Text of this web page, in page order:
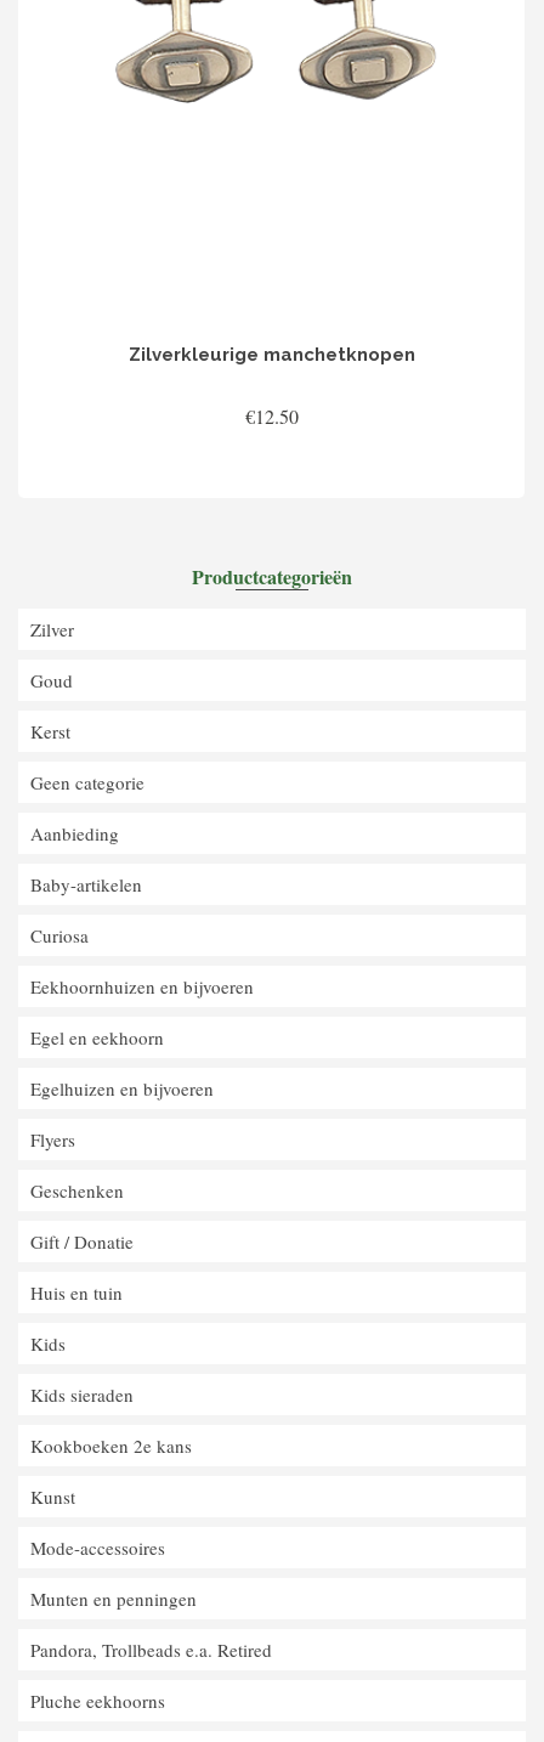
Zilverkleurige manchetknopen
€12.50
Productcategorieën
Zilver
Goud
Kerst
Geen categorie
Aanbieding
Baby-artikelen
Curiosa
Eekhoornhuizen en bijvoeren
Egel en eekhoorn
Egelhuizen en bijvoeren
Flyers
Geschenken
Gift / Donatie
Huis en tuin
Kids
Kids sieraden
Kookboeken 2e kans
Kunst
Mode-accessoires
Munten en penningen
Pandora, Trollbeads e.a. Retired
Pluche eekhoorns